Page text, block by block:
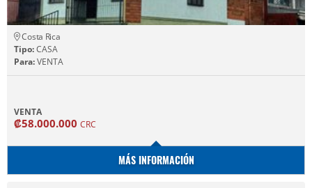
Costa Rica
Tipo:CASA
Para:VENTA
VENTA
₡58.000.000 CRC
MÁS INFORMACIÓN